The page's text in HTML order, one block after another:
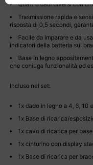
Quattro dadi diversi con
Trasmissione rapida e
risposta di 0,5 secondi,
Facile da imparare e da
indicatori della batteria sul
Base in legno
che coniuga funzionalità ed
Incluso nel set:
1x dado in legno a 4, 6, 10
1x Base di ricarica/
1x cavo di ricarica per base
1x cinturino con display
1x Base di ricarica per